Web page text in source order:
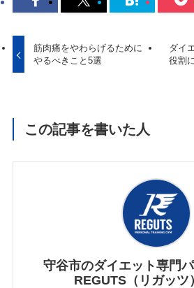
筋肉痛をやわらげるために
やるべきこと5選
ダイ
役割
この記事を書いた人
守谷市のダイエット専門
REGUTS（リガッツ